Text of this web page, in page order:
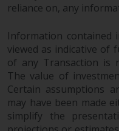
diese
Redwheel
und Leser
Website
reliance on, any
Information contained
viewed as indicative of
of any Transaction is
The value of
Certain assumptions
may have been made
simplify the